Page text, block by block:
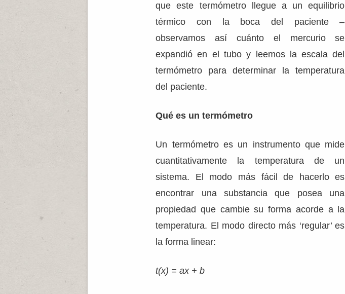
que este termómetro llegue a un equilibrio
térmico con la boca del paciente –
observamos así cuánto el mercurio se
expandió en el tubo y leemos la escala del
termómetro para determinar la temperatura
del paciente.
Qué es un termómetro
Un termómetro es un instrumento que mide
cuantitativamente la temperatura de un
sistema. El modo más fácil de hacerlo es
encontrar una substancia que posea una
propiedad que cambie su forma acorde a la
temperatura. El modo directo más ‘regular’ es
la forma linear:
t(x) = ax + b